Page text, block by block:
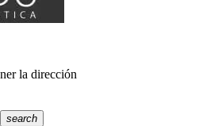
la dirección
search